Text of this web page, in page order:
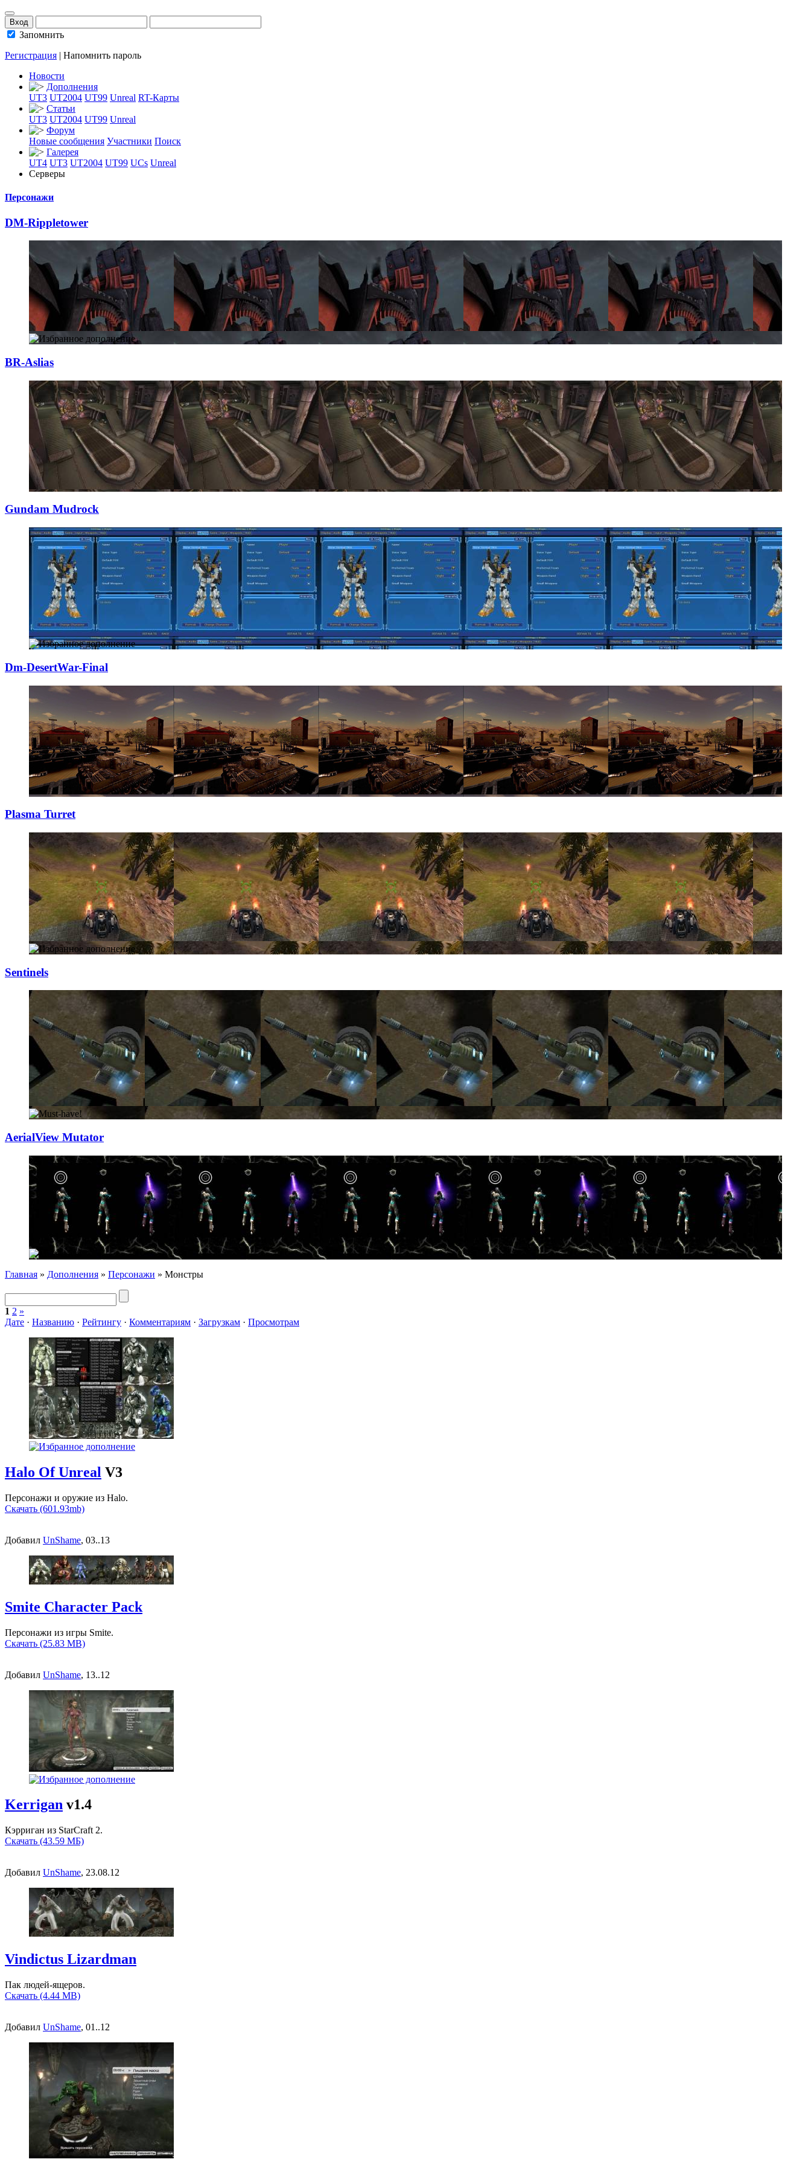
Запомнить
Регистрация | Напомнить пароль
Новости
Дополнения
UT3 UT2004 UT99 Unreal RT-Карты
Статьи
UT3 UT2004 UT99 Unreal
Форум
Новые сообщения Участники Поиск
Галерея
UT4 UT3 UT2004 UT99 UCs Unreal
Серверы
Персонажи
DM-Rippletower
BR-Aslias
Gundam Mudrock
Dm-DesertWar-Fin­al
Plasma Turret
Sentinels
AerialView Mutat­or
Главная » Дополнения » Персонажи » Монстры
1 2 »
Дате · Названию · Рейтингу · Комментариям · Загрузкам · Просмотрам
Halo Of Unreal V3
Персонажи и оружие из Halo.
Скачать (601.93mb)
Добавил UnShame, 03..13
Smite Character Pack
Персонажи из игры Smite.
Скачать (25.83 MB)
Добавил UnShame, 13..12
Kerrigan v1.4
Кэрриган из StarCraft 2.
Скачать (43.59 МБ)
Добавил UnShame, 23.08.12
Vindictus Lizardman
Пак людей-ящеров.
Скачать (4.44 MB)
Добавил UnShame, 01..12